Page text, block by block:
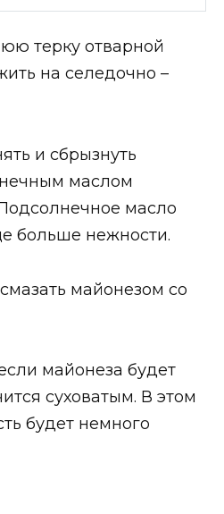
терку отварной
на селедочно –
и сбрызнуть
маслом
Подсолнечное масло
больше нежности.
майонезом со
майонеза будет
суховатым. В этом
будет немного